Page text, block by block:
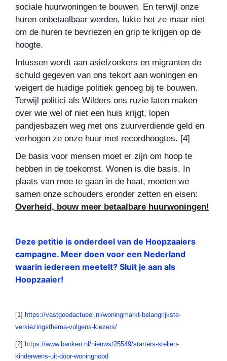
sociale huurwoningen te bouwen. En terwijl onze
huren onbetaalbaar werden, lukte het ze maar niet
om de huren te bevriezen en grip te krijgen op de
hoogte.
Intussen wordt aan asielzoekers en migranten de
schuld gegeven van ons tekort aan woningen en
weigert de huidige politiek genoeg bij te bouwen.
Terwijl politici als Wilders ons ruzie laten maken
over wie wel of niet een huis krijgt, lopen
pandjesbazen weg met ons zuurverdiende geld en
verhogen ze onze huur met recordhoogtes. [4]
De basis voor mensen moet er zijn om hoop te
hebben in de toekomst. Wonen is die basis. In
plaats van mee te gaan in de haat, moeten we
samen onze schouders eronder zetten en eisen:
Overheid, bouw meer betaalbare huurwoningen!
Deze petitie is onderdeel van de Hoopzaaiers
campagne. Meer doen voor een Nederland
waarin iedereen meetelt? Sluit je aan als
Hoopzaaier!
[1] https://vastgoedactueel.nl/woningmarkt-belangrijkste-
verkiezingsthema-volgens-kiezers/
[2] https://www.banken.nl/nieuws/25549/starters-stellen-
kinderwens-uit-door-woningnood